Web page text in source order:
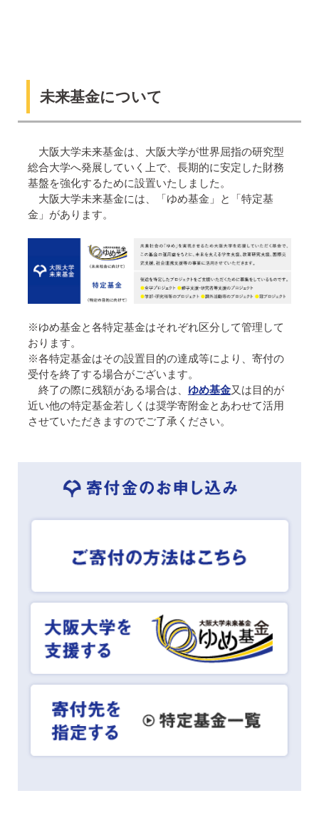
未来基金について
大阪大学未来基金は、大阪大学が世界屈指の研究型
総合大学へ発展していく上で、長期的に安定した財務
基盤を強化するために設置いたしました。
大阪大学未来基金には、「ゆめ基金」と「特定基
金」があります。
※ゆめ基金と各特定基金はそれぞれ区分して管理して
おります。
※各特定基金はその設置目的の達成等により、寄付の
受付を終了する場合がございます。
終了の際に残額がある場合は、 ゆめ基金又は目的が
近い他の特定基金若しくは奨学寄附金とあわせて活用
させていただきますのでご了承ください。